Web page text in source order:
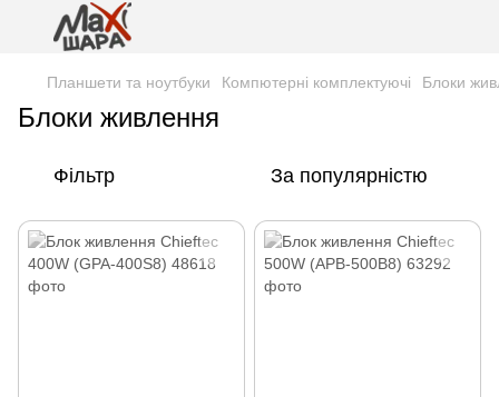
Планшети та ноутбуки Компютерні комплектуючі Блоки
Блоки живлення
Фільтр За популярністю